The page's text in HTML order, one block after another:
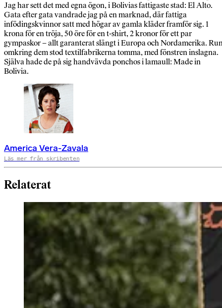
Jag har sett det med egna ögon, i Bolivias fattigaste stad: El Alto.
Gata efter gata vandrade jag på en marknad, där fattiga
infödingskvinnor satt med högar av gamla kläder framför sig. 1
krona för en tröja, 50 öre för en t-shirt, 2 kronor för ett par
gympaskor – allt garanterat slängt i Europa och Nordamerika.
omkring dem stod textilfabrikerna tomma, med fönstren inslagna.
Själva hade de på sig handvävda ponchos i lamaull: Made in
Bolivia.
America Vera-Zavala
Läs mer från skribenten
Relaterat